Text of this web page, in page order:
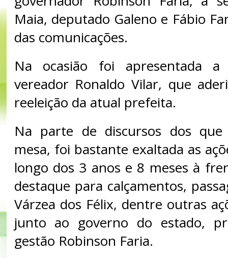
Maia, deputado Galeno e Fábio
das comunicações.
Na ocasião foi apresentada
vereador Ronaldo Vilar, que
reeleição da atual prefeita.
Na parte de discursos dos
mesa, foi bastante exaltada as
longo dos 3 anos e 8 meses à
destaque para calçamentos,
Várzea dos Félix, dentre outras
junto ao governo do estado,
gestão Robinson Faria.